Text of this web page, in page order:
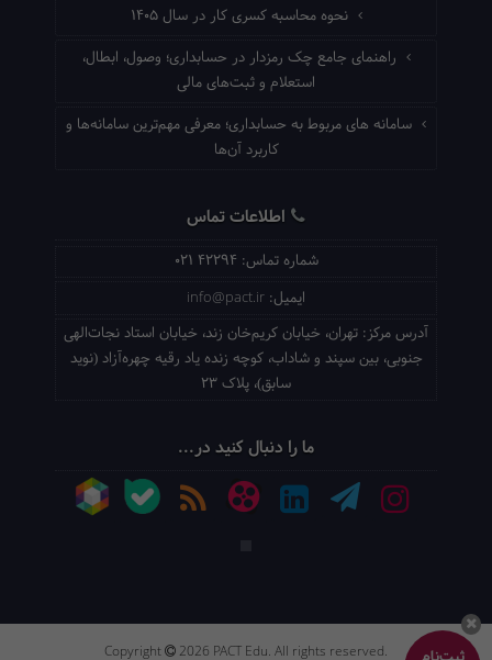
نحوه محاسبه کسری کار در سال ۱۴۰۵
راهنمای جامع چک رمزدار در حسابداری؛ وصول، ابطال،
استعلام و ثبت‌های مالی
سامانه های مربوط به حسابداری؛ معرفی مهم‌ترین سامانه‌ها و
کاربرد آن‌ها
اطلاعات تماس
شماره تماس: 021 42294
ایمیل: info@pact.ir
آدرس مرکز: تهران، خیابان کریم‌خان زند، خیابان استاد نجات‌الهی
جنوبی، بین سپند و شاداب، کوچه زنده یاد رقیه چهره‌آزاد (نوید
سابق)، پلاک 23
ما را دنبال کنید در...
Copyright 2026 PACT Edu. All rights reserved.